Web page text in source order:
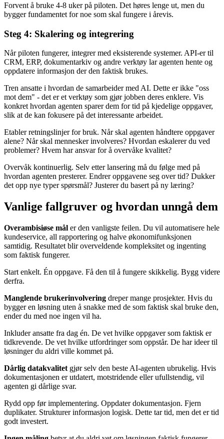
Forvent å bruke 4-8 uker på piloten. Det høres lenge ut, men du
bygger fundamentet for noe som skal fungere i årevis.
Steg 4: Skalering og integrering
Når piloten fungerer, integrer med eksisterende systemer. API-er til
CRM, ERP, dokumentarkiv og andre verktøy lar agenten hente og
oppdatere informasjon der den faktisk brukes.
Tren ansatte i hvordan de samarbeider med AI. Dette er ikke "oss
mot dem" - det er et verktøy som gjør jobben deres enklere. Vis
konkret hvordan agenten sparer dem for tid på kjedelige oppgaver,
slik at de kan fokusere på det interessante arbeidet.
Etabler retningslinjer for bruk. Når skal agenten håndtere oppgaver
alene? Når skal mennesker involveres? Hvordan eskalerer du ved
problemer? Hvem har ansvar for å overvåke kvalitet?
Overvåk kontinuerlig. Selv etter lansering må du følge med på
hvordan agenten presterer. Endrer oppgavene seg over tid? Dukker
det opp nye typer spørsmål? Justerer du basert på ny læring?
Vanlige fallgruver og hvordan unngå dem
Overambisiøse mål er den vanligste feilen. Du vil automatisere hele
kundeservice, all rapportering og halve økonomifunksjonen
samtidig. Resultatet blir overveldende kompleksitet og ingenting
som faktisk fungerer.
Start enkelt. Én oppgave. Få den til å fungere skikkelig. Bygg videre
derfra.
Manglende brukerinvolvering dreper mange prosjekter. Hvis du
bygger en løsning uten å snakke med de som faktisk skal bruke den,
ender du med noe ingen vil ha.
Inkluder ansatte fra dag én. De vet hvilke oppgaver som faktisk er
tidkrevende. De vet hvilke utfordringer som oppstår. De har ideer til
løsninger du aldri ville kommet på.
Dårlig datakvalitet gjør selv den beste AI-agenten ubrukelig. Hvis
dokumentasjonen er utdatert, motstridende eller ufullstendig, vil
agenten gi dårlige svar.
Rydd opp før implementering. Oppdater dokumentasjon. Fjern
duplikater. Strukturer informasjon logisk. Dette tar tid, men det er tid
godt investert.